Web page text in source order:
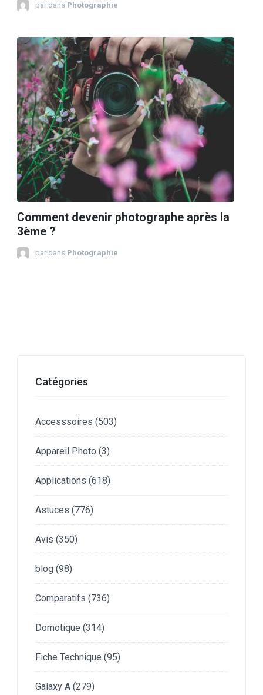
par dans Photographie
Comment devenir photographe après la
3ème ?
par dans Photographie
Catégories
Accesssoires (503)
Appareil Photo (3)
Applications (618)
Astuces (776)
Avis (350)
blog (98)
Comparatifs (736)
Domotique (314)
Fiche Technique (95)
Galaxy A (279)